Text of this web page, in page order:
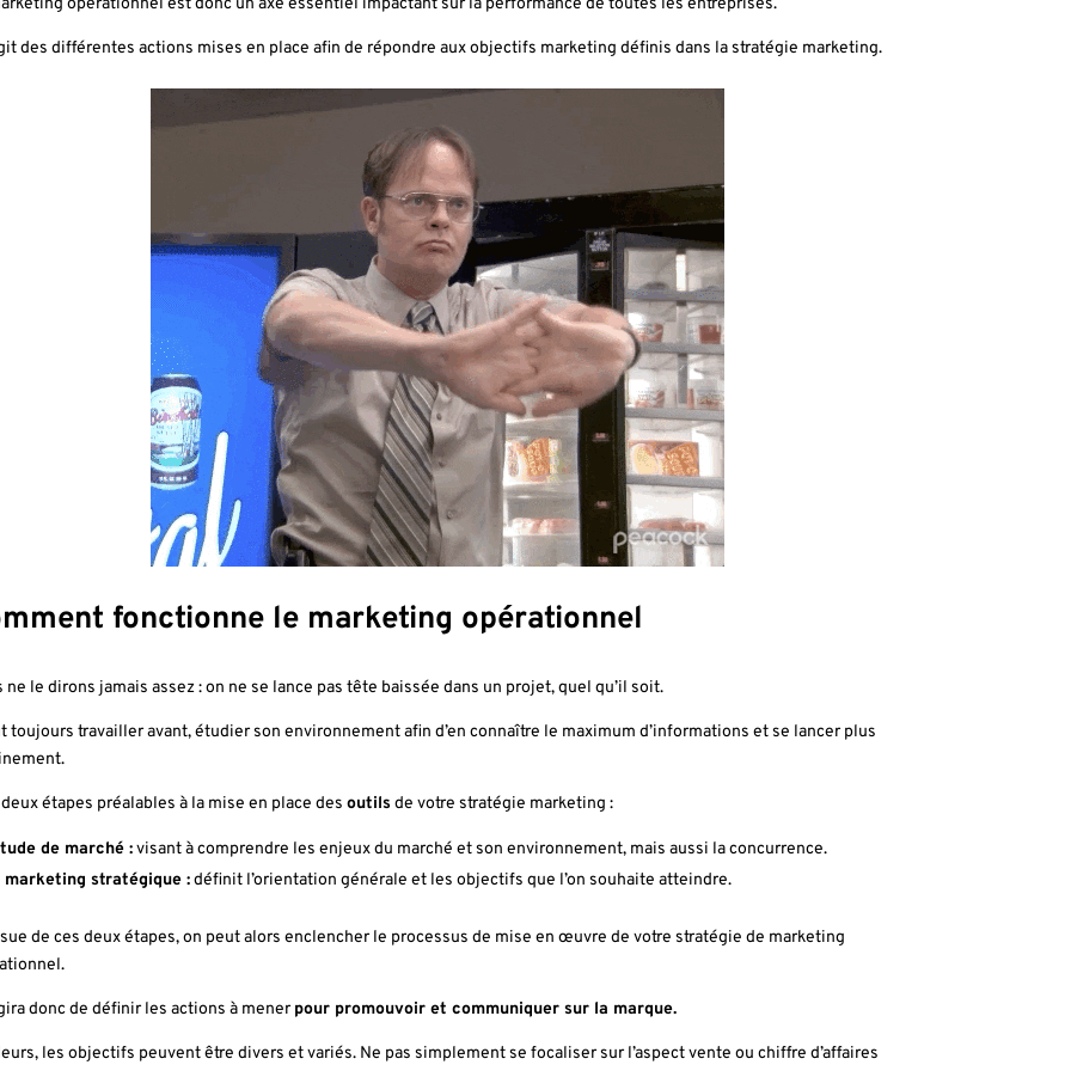
opérationnel est donc un axe essentiel impactant sur la performance de toutes les entreprises.
des différentes actions mises en place afin de répondre aux objectifs marketing définis dans la stratégie marketing.
fonctionne le marketing opérationnel
ne le dirons jamais assez : on ne se lance pas tête baissée dans un projet, quel qu’il soit.
toujours travailler avant, étudier son environnement afin d’en connaître le maximum d’informations et se lancer plus
deux étapes préalables à la mise en place des outils de votre stratégie marketing :
de marché :visant à comprendre les enjeux du marché et son environnement, mais aussi la concurrence.
marketing stratégique :définit l’orientation générale et les objectifs que l’on souhaite atteindre.
de ces deux étapes, on peut alors enclencher le processus de mise en œuvre de votre stratégie de marketing
donc de définir les actions à menerpour promouvoir et communiquer sur la marque.
les objectifs peuvent être divers et variés. Ne pas simplement se focaliser sur l’aspect vente ou chiffre d’affaires